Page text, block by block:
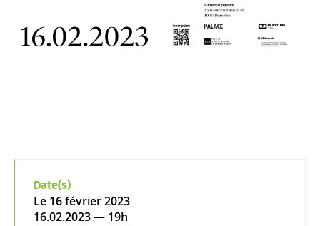
Date(s)
Le16 février 2023
16.02.2023 — 19h